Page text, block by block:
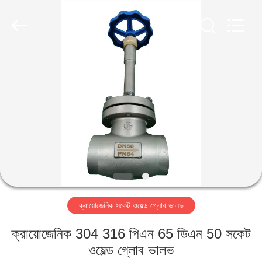
আমাদের
সম্পর্কে
কারখানা
ক্রায়োজেনিক সকেট ওয়েল্ড গ্লোব ভালভ
ক্রায়োজেনিক 304 316 পিএন 65 ডিএন 50 সকেট
ওয়েল্ড গ্লোব ভালভ